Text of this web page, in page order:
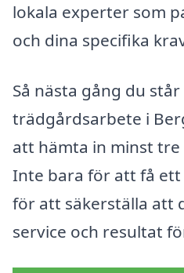
lokala experter som
och dina specifika
Så nästa gång du
trädgårdsarbete i
att hämta in minst
Inte bara för att få ett
för att säkerställa att
service och resultat